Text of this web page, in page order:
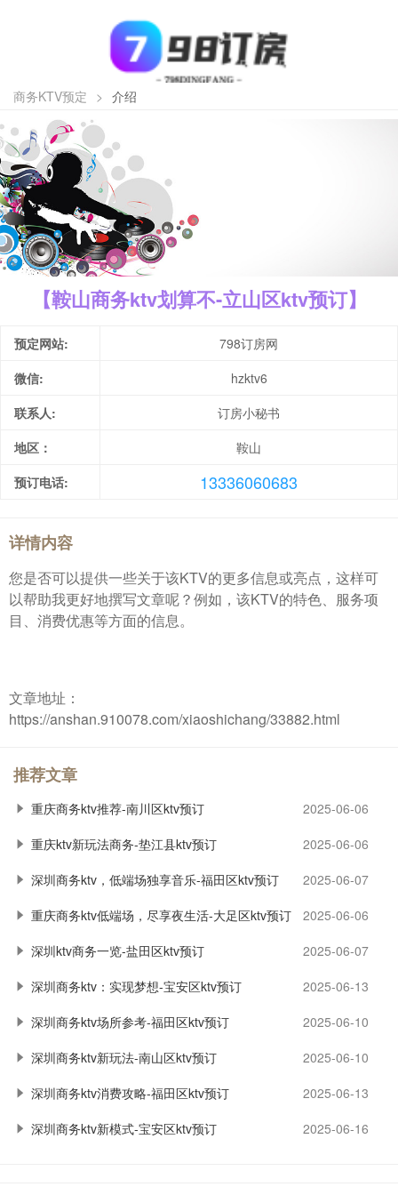
商务KTV预定 > 介绍
【鞍山商务ktv划算不-立山区ktv预订】
预定网站:
798订房网
微信:
hzktv6
联系人:
订房小秘书
地区：
鞍山
预订电话:
13336060683
详情内容
您是否可以提供一些关于该KTV的更多信息或亮点，这样可
以帮助我更好地撰写文章呢？例如，该KTV的特色、服务项
目、消费优惠等方面的信息。
文章地址：
https://anshan.910078.com/xiaoshichang/33882.html
推荐文章
重庆商务ktv推荐-南川区ktv预订
2025-06-06
重庆ktv新玩法商务-垫江县ktv预订
2025-06-06
深圳商务ktv，低端场独享音乐-福田区ktv预订
2025-06-07
重庆商务ktv低端场，尽享夜生活-大足区ktv预订
2025-06-06
深圳ktv商务一览-盐田区ktv预订
2025-06-07
深圳商务ktv：实现梦想-宝安区ktv预订
2025-06-13
深圳商务ktv场所参考-福田区ktv预订
2025-06-10
深圳商务ktv新玩法-南山区ktv预订
2025-06-10
深圳商务ktv消费攻略-福田区ktv预订
2025-06-13
深圳商务ktv新模式-宝安区ktv预订
2025-06-16